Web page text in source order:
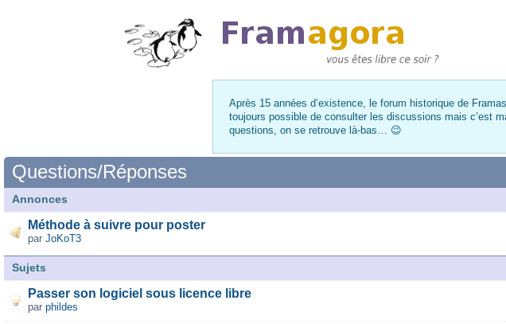
Après 15 années d’existence, le forum historique de
toujours possible de consulter les discussions mais c’est
questions, on se retrouve là-bas… 😉
Questions/Réponses
Annonces
Méthode à suivre pour poster
par JoKoT3
Sujets
Passer son logiciel sous licence libre
par phildes